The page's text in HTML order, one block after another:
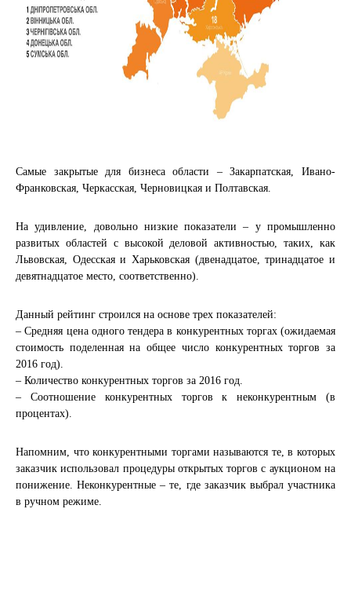
Самые закрытые для бизнеса области – Закарпатская, Ивано-
Франковская, Черкасская, Черновицкая и Полтавская.
На удивление, довольно низкие показатели – у промышленно
развитых областей с высокой деловой активностью, таких, как
Львовская, Одесская и Харьковская (двенадцатое, тринадцатое и
девятнадцатое место, соответственно).
Данный рейтинг строился на основе трех показателей:
– Средняя цена одного тендера в конкурентных торгах (ожидаемая
стоимость поделенная на общее число конкурентных торгов за
2016 год).
– Количество конкурентных торгов за 2016 год.
– Соотношение конкурентных торгов к неконкурентным (в
процентах).
Напомним, что конкурентными торгами называются те, в которых
заказчик использовал процедуры открытых торгов с аукционом на
понижение. Неконкурентные – те, где заказчик выбрал участника
в ручном режиме.